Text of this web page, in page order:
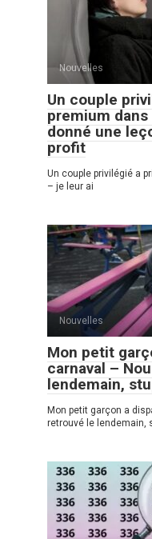
Nouvelles
Un couple
premium dans
donné une
profit
Un couple privilégié a
– je leur ai
Nouvelles
Mon petit
carnaval –
lendemain,
Mon petit garçon a
retrouvé le lendemain,